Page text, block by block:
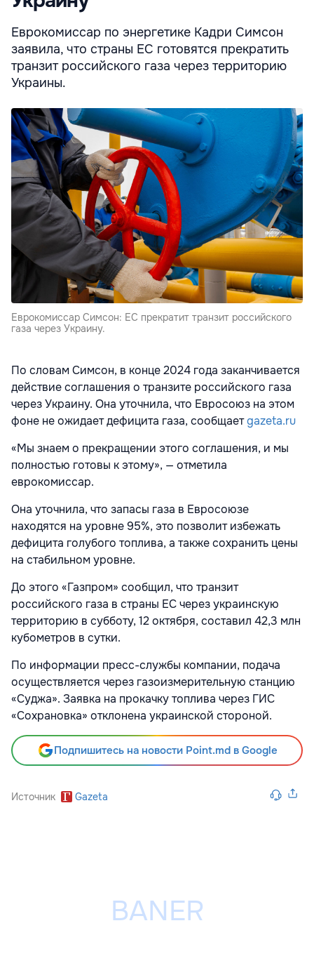
Еврокомиссар по энергетике Кадри Симсон
заявила, что страны ЕС готовятся прекратить
транзит российского газа через территорию
Украины.
Еврокомиссар Симсон: ЕС прекратит транзит российского
газа через Украину.
По словам Симсон, в конце 2024 года заканчивается
действие соглашения о транзите российского газа
через Украину. Она уточнила, что Евросоюз на этом
фоне не ожидает дефицита газа, сообщаетgazeta.ru
«Мы знаем о прекращении этого соглашения, и мы
полностью готовы к этому», — отметила
еврокомиссар.
Она уточнила, что запасы газа в Евросоюзе
находятся на уровне 95%, это позволит избежать
дефицита голубого топлива, а также сохранить цены
на стабильном уровне.
До этого «Газпром» сообщил, что транзит
российского газа в страны ЕС через украинскую
территорию в субботу, 12 октября, составил 42,3 млн
кубометров в сутки.
По информации пресс-службы компании, подача
осуществляется через газоизмерительную станцию
«Суджа». Заявка на прокачку топлива через ГИС
«Сохрановка» отклонена украинской стороной.
Подпишитесь на новости Point.md в Google
Источник Gazeta